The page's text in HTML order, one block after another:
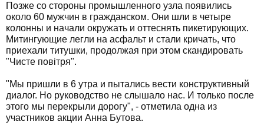
Позже со стороны промышленного узла появились
около 60 мужчин в гражданском. Они шли в четыре
колонны и начали окружать и оттеснять пикетирующих.
Митингующие легли на асфальт и стали кричать, что
приехали титушки, продолжая при этом скандировать
"Чисте повiтря".
"Мы пришли в 6 утра и пытались вести конструктивный
диалог. Но руководство не слышало нас. И только после
этого мы перекрыли дорогу", - отметила одна из
участников акции Анна Бутова.